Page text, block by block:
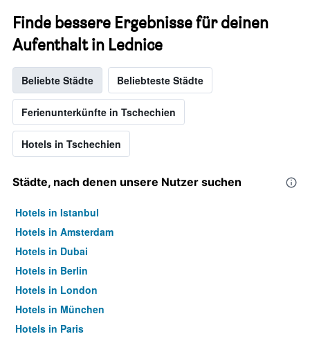
Finde bessere Ergebnisse für deinen
Aufenthalt in Lednice
Beliebte Städte Beliebteste Städte
Ferienunterkünfte in Tschechien
Hotels in Tschechien
Städte, nach denen unsere Nutzer suchen
Hotels in Istanbul
Hotels in Amsterdam
Hotels in Dubai
Hotels in Berlin
Hotels in London
Hotels in München
Hotels in Paris